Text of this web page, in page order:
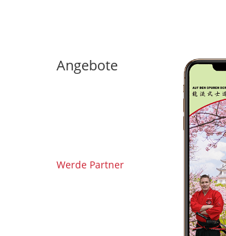
Angebote
Werde Partner